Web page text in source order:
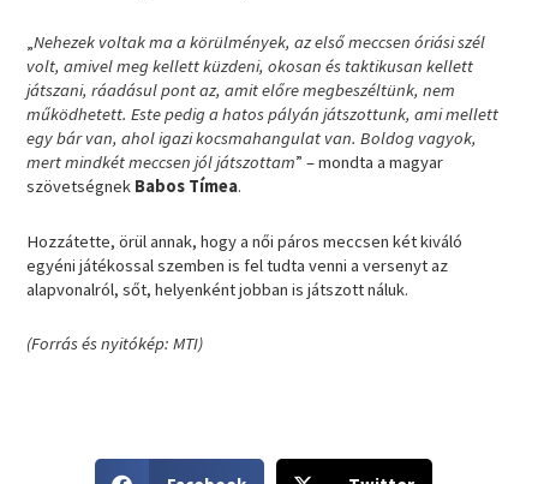
„Nehezek voltak ma a körülmények, az első meccsen óriási szél
volt, amivel meg kellett küzdeni, okosan és taktikusan kellett
játszani, ráadásul pont az, amit előre megbeszéltünk, nem
működhetett. Este pedig a hatos pályán játszottunk, ami mellett
egy bár van, ahol igazi kocsmahangulat van. Boldog vagyok,
mert mindkét meccsen jól játszottam” – mondta a magyar
szövetségnek Babos Tímea.
Hozzátette, örül annak, hogy a női páros meccsen két kiváló
egyéni játékossal szemben is fel tudta venni a versenyt az
alapvonalról, sőt, helyenként jobban is játszott náluk.
(Forrás és nyitókép: MTI)